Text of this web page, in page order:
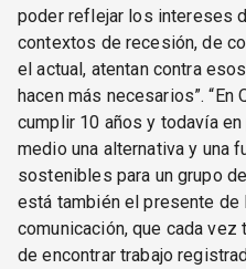
poder reflejar los intereses
contextos de recesión, de
el actual, atentan contra
hacen más necesarios”.
cumplir 10 años y todavía
medio una alternativa y una
sostenibles para un grupo
está también el presente de
comunicación, que cada
de encontrar trabajo